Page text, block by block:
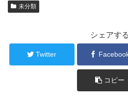
未分類
シェアする
Twitter
コピー